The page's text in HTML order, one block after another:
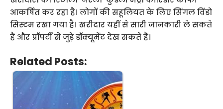
आकर्षित कर रहा है। लोगों की सहूलियत के लिए सिंगल विंडो
सिस्‍टम रखा गया है। खरीदार यहीं से सारी जानकारी ले सकते
हैं और प्रॉपर्टी से जुड़े डॉक्‍यूमेंट देख सकते हैं।
Related Posts: